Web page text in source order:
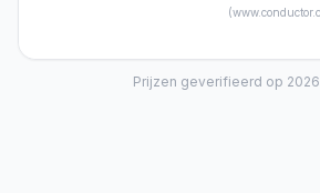
(
Prijzen geverifieerd op